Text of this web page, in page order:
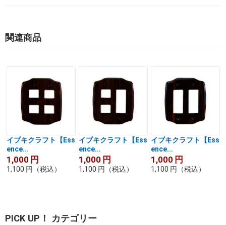
関連商品
イブキクラフト【Ess
ence...
1,000 円
1,100 円 （税込）
イブキクラフト【Ess
ence...
1,000 円
1,100 円 （税込）
イブキクラフト【Ess
ence...
1,000 円
1,100 円 （税込）
PICK UP！ カテゴリー